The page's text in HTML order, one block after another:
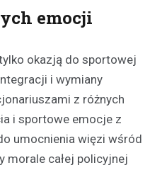
emocji
okazją do sportowej
i wymiany
z różnych
i sportowe emocje z
umocnienia więzi wśród
morale całej policyjnej